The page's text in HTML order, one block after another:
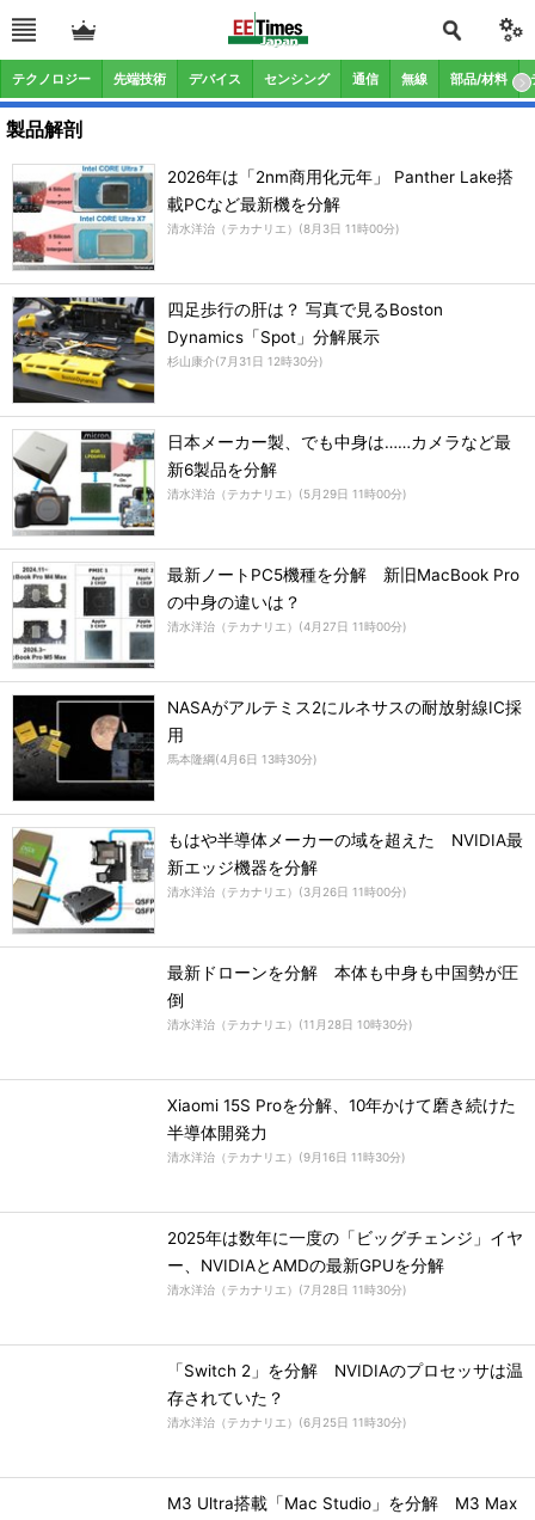
テクノロジー 先端技術 デバイス センシング 通信 無線 部品/材料
製品解剖
2026年は「2nm商用化元年」 Panther Lake搭
載PCなど最新機を分解
清水洋治（テカナリエ） (8月3日 11時00分)
四足歩行の肝は？ 写真で見るBoston
Dynamics「Spot」分解展示
杉山康介(7月31日 12時30分)
日本メーカー製、でも中身は……カメラなど最
新6製品を分解
清水洋治（テカナリエ） (5月29日 11時00分)
最新ノートPC5機種を分解 新旧MacBook Pro
の中身の違いは？
清水洋治（テカナリエ） (4月27日 11時00分)
NASAがアルテミス2にルネサスの耐放射線IC採
用
馬本隆綱(4月6日 13時30分)
もはや半導体メーカーの域を超えた NVIDIA最
新エッジ機器を分解
清水洋治（テカナリエ） (3月26日 11時00分)
最新ドローンを分解 本体も中身も中国勢が圧
倒
清水洋治（テカナリエ） (11月28日 10時30分)
Xiaomi 15S Proを分解、10年かけて磨き続けた
半導体開発力
清水洋治（テカナリエ） (9月16日 11時30分)
2025年は数年に一度の「ビッグチェンジ」イヤ
ー、NVIDIAとAMDの最新GPUを分解
清水洋治（テカナリエ） (7月28日 11時30分)
「Switch 2」を分解 NVIDIAのプロセッサは温
存されていた？
清水洋治（テカナリエ） (6月25日 11時30分)
M3 Ultra搭載「Mac Studio」を分解 M3 Max